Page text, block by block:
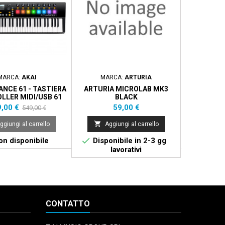
AKAI
61 - TASTIERA
MIDI/USB 61
TASTI
€ Prezzo
base
549,00 €
al carrello
disponibile
MARCA: ARTURIA
ARTURIA MICROLAB MK3
BLACK
Prezzo
59,00 €
 Aggiungi al carrello
 Disponibile in 2-3 gg
lavorativi
CONTATTO